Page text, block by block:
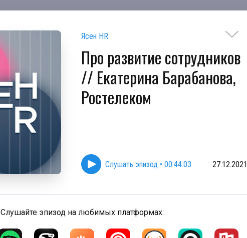
Ясен HR
Про развитие сотрудников
// Екатерина Барабанова,
Ростелеком
Слушать эпизод • 00:44:03 27.12.2021
Слушайте эпизод на любимых платформах: